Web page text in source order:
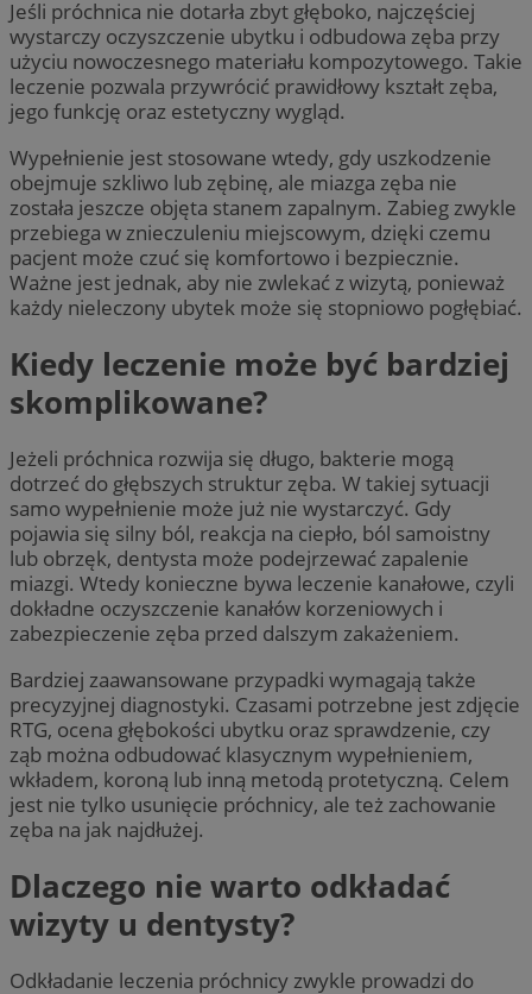
Jeśli próchnica nie dotarła zbyt głęboko, najczęściej
wystarczy oczyszczenie ubytku i odbudowa zęba przy
użyciu nowoczesnego materiału kompozytowego. Takie
leczenie pozwala przywrócić prawidłowy kształt zęba,
jego funkcję oraz estetyczny wygląd.
Wypełnienie jest stosowane wtedy, gdy uszkodzenie
obejmuje szkliwo lub zębinę, ale miazga zęba nie
została jeszcze objęta stanem zapalnym. Zabieg zwykle
przebiega w znieczuleniu miejscowym, dzięki czemu
pacjent może czuć się komfortowo i bezpiecznie.
Ważne jest jednak, aby nie zwlekać z wizytą, ponieważ
każdy nieleczony ubytek może się stopniowo pogłębiać.
Kiedy leczenie może być bardziej
skomplikowane?
Jeżeli próchnica rozwija się długo, bakterie mogą
dotrzeć do głębszych struktur zęba. W takiej sytuacji
samo wypełnienie może już nie wystarczyć. Gdy
pojawia się silny ból, reakcja na ciepło, ból samoistny
lub obrzęk, dentysta może podejrzewać zapalenie
miazgi. Wtedy konieczne bywa leczenie kanałowe, czyli
dokładne oczyszczenie kanałów korzeniowych i
zabezpieczenie zęba przed dalszym zakażeniem.
Bardziej zaawansowane przypadki wymagają także
precyzyjnej diagnostyki. Czasami potrzebne jest zdjęcie
RTG, ocena głębokości ubytku oraz sprawdzenie, czy
ząb można odbudować klasycznym wypełnieniem,
wkładem, koroną lub inną metodą protetyczną. Celem
jest nie tylko usunięcie próchnicy, ale też zachowanie
zęba na jak najdłużej.
Dlaczego nie warto odkładać
wizyty u dentysty?
Odkładanie leczenia próchnicy zwykle prowadzi do